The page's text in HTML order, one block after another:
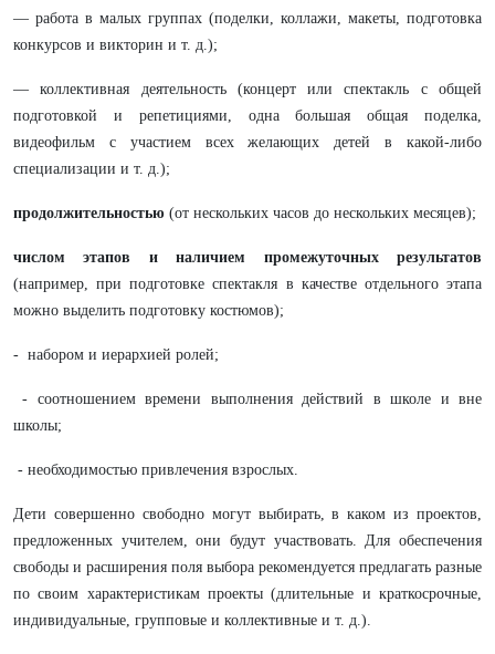
— работа в малых группах (поделки, коллажи, макеты, подготовка
конкурсов и викторин и т. д.);
— коллективная деятельность (концерт или спектакль с общей
подготовкой и репетициями, одна большая общая поделка,
видеофильм с участием всех желающих детей в какой-либо
специализации и т. д.);
продолжительностью (от нескольких часов до нескольких месяцев);
числом этапов и наличием промежуточных результатов
(например, при подготовке спектакля в качестве отдельного этапа
можно выделить подготовку костюмов);
- набором и иерархией ролей;
- соотношением времени выполнения действий в школе и вне
школы;
- необходимостью привлечения взрослых.
Дети совершенно свободно могут выбирать, в каком из проектов,
предложенных учителем, они будут участвовать. Для обеспечения
свободы и расширения поля выбора рекомендуется предлагать разные
по своим характеристикам проекты (длительные и краткосрочные,
индивидуальные, групповые и коллективные и т. д.).